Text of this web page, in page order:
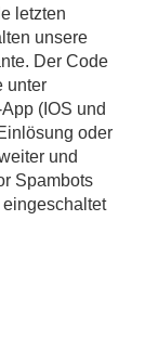
letzten
unsere
Der Code
unter
(IOS und
oder
und
Spambots